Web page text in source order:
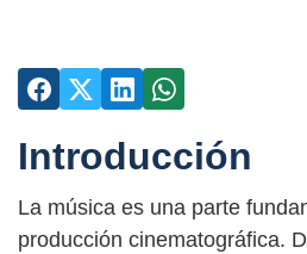
Introducción
La música es una parte
producción cinematográfica.